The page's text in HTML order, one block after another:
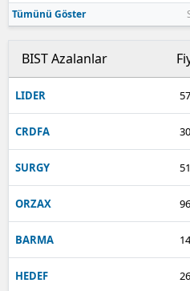
Tümünü Göster
BIST Azalanlar
LIDER
CRDFA
SURGY
ORZAX
BARMA
HEDEF